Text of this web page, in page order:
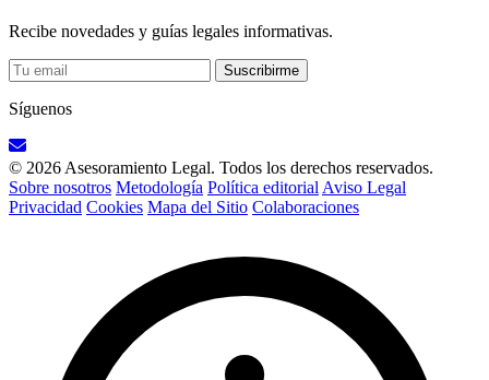
Recibe novedades y guías legales informativas.
Suscribirme
Síguenos
© 2026 Asesoramiento Legal. Todos los derechos reservados.
Sobre nosotros Metodología Política editorial Aviso Legal
Privacidad Cookies Mapa del Sitio Colaboraciones